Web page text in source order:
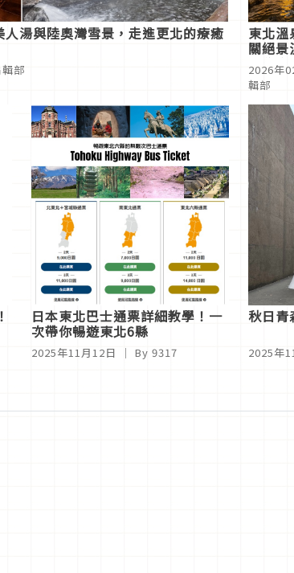
湯與陸奧灣雪景，走進更北的療癒
部
東北溫
關絕景
中秘宿
2026年
輯部
日本東北巴士通票詳細教學！一
次帶你暢遊東北6縣
2025年11月12日 ｜ By 9317
秋日青
2025年